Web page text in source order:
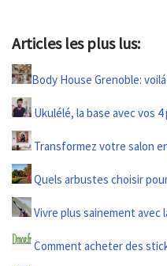
Articles les plus lus:
Body House Grenoble:
Ukulélé, la base avec vos
Transformez votre salon
Quels arbustes choisir
Vivre plus sainement
Comment acheter des